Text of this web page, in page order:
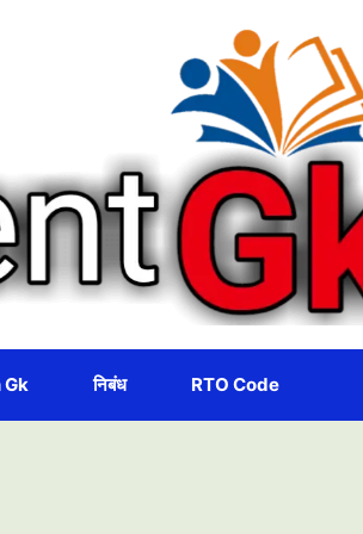
निबंध RTO Code